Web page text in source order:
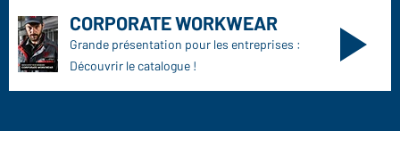
CORPORATE WORKWEAR
Grande présentation pour les entreprises :
Découvrir le catalogue !